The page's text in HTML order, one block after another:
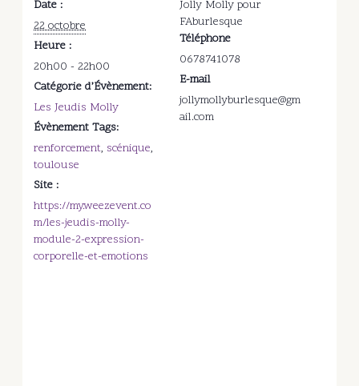
Date :
22 octobre
Heure :
20h00 - 22h00
Catégorie d’Évènement:
Les Jeudis Molly
Évènement Tags:
renforcement, scénique,
toulouse
Site :
https://my.weezevent.co
m/les-jeudis-molly-
module-2-expression-
corporelle-et-emotions
Jolly Molly pour
FAburlesque
Téléphone
0678741078
E-mail
jollymollyburlesque@gm
ail.com